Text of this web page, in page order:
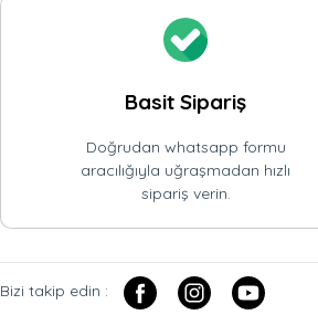
Basit Sipariş
Doğrudan whatsapp formu
aracılığıyla uğraşmadan hızlı
sipariş verin.
Bizi takip edin :